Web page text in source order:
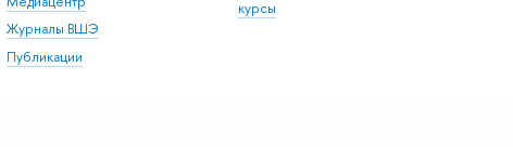
Журналы ВШЭ
Публикации
курсы